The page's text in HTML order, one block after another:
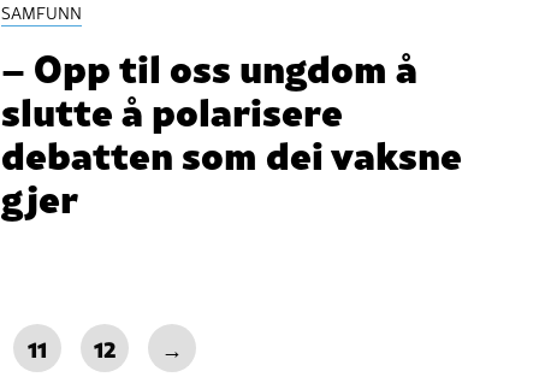
SAMFUNN
– Opp til oss ungdom å
slutte å polarisere
debatten som dei vaksne
gjer
11 12 →